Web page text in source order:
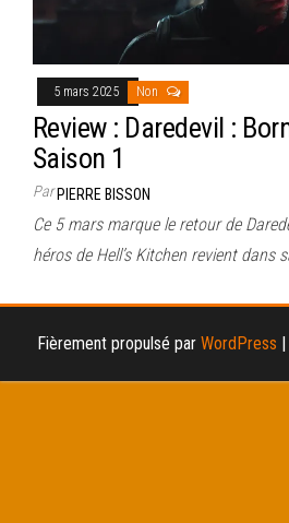
5 mars 2025 Non
Review : Daredevil :
Saison 1
ParPIERRE BISSON
Ce 5 mars marque le retour de
héros de Hell’s Kitchen revient dans
Fièrement propulsé par WordPress |